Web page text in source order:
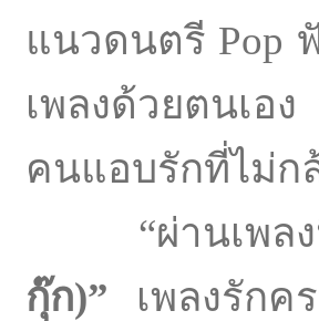
แนวดนตรี Pop
เพลงด้วยตนเอ
คนแอบรักที่ไม่ก
“ผ่านเพลงนี้
กุ๊ก)” เพลงรัก